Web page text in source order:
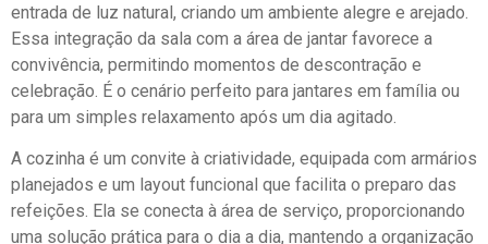
entrada de luz natural, criando um ambiente alegre e arejado.
Essa integração da sala com a área de jantar favorece a
convivência, permitindo momentos de descontração e
celebração. É o cenário perfeito para jantares em família ou
para um simples relaxamento após um dia agitado.
A cozinha é um convite à criatividade, equipada com armários
planejados e um layout funcional que facilita o preparo das
refeições. Ela se conecta à área de serviço, proporcionando
uma solução prática para o dia a dia, mantendo a organização